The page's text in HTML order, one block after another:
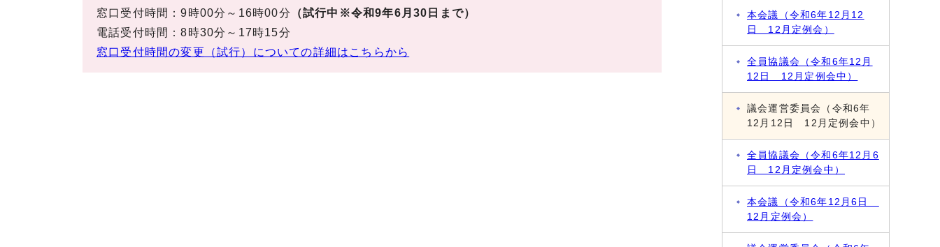
窓口受付時間：9時00分～16時00分
（試行中※令和9年6月30日まで）
電話受付時間：8時30分～17時15分
窓口受付時間の変更（試行）についての詳細はこちらから
本会議（令和6年12月12
日 12月定例会）
全員協議会（令和6年12月
12日 12月定例会中）
議会運営委員会（令和6年
12月12日 12月定例会中）
全員協議会（令和6年12月6
日 12月定例会中）
本会議（令和6年12月6日
12月定例会）